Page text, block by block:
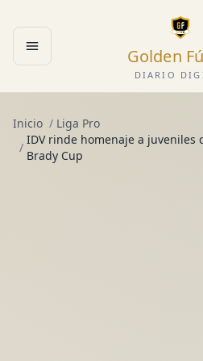
Abrir menú Golden
DIARIO
Inicio / Liga Pro
/
IDV rinde homenaje a juveniles
Brady Cup